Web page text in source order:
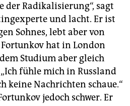
der Radikalisierung“, sagt
und lacht. Er ist
Sohnes, lebt aber von
hat in London
Studium aber gleich
fühle mich in Russland
keine Nachrichten schaue.“
jedoch schwer. Er